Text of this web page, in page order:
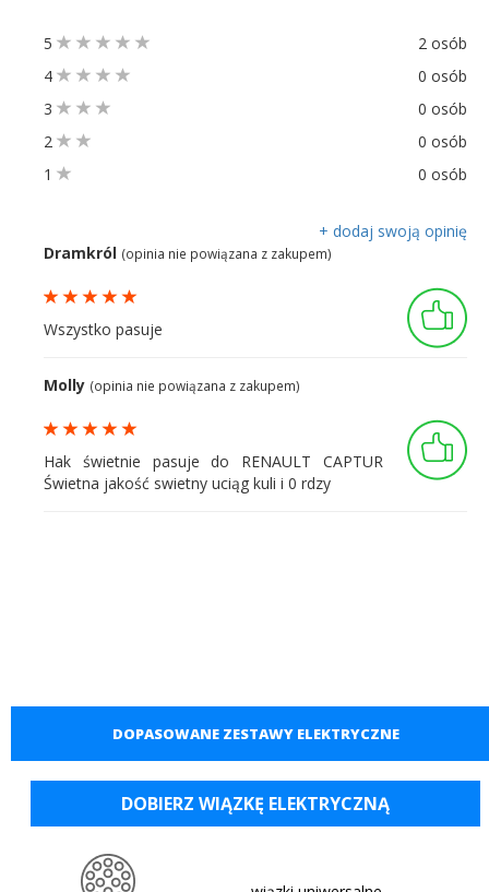
5
2 osób
4
0 osób
3
0 osób
2
0 osób
1
0 osób
+ dodaj swoją opinię
Dramkról (opinia nie powiązana z zakupem)
Wszystko pasuje
Molly (opinia nie powiązana z zakupem)
Hak świetnie pasuje do RENAULT CAPTUR
Świetna jakość swietny uciąg kuli i 0 rdzy
DOPASOWANE ZESTAWY ELEKTRYCZNE
DOBIERZ WIĄZKĘ ELEKTRYCZNĄ